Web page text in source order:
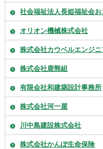
社会福祉法人長姫福祉会
オリオン機械株式会社
株式会社カウベルエンジ
株式会社鹿熊組
有限会社和建築設計事務所
株式会社河一屋
川中島建設株式会社
株式会社かんぽ生命保険